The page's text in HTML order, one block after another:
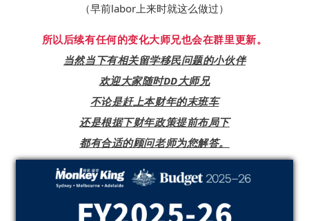
（早前labor上来时就这么做过）
所以后续有任何的变化大师兄也会在群里更新。
当然当下有相关留学移民问题的小伙伴
欢迎大家随时DD大师兄
不论是赶上本财年的末班车
还是根据下财年政策提前布局下
都有合适的顾问老师为您解答。